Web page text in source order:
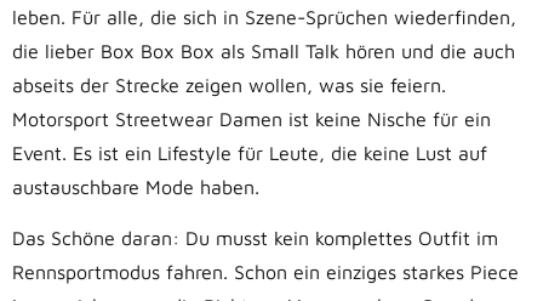
leben. Für alle, die sich in Szene-Sprüchen wiederfinden,
die lieber Box Box Box als Small Talk hören und die auch
abseits der Strecke zeigen wollen, was sie feiern.
Motorsport Streetwear Damen ist keine Nische für ein
Event. Es ist ein Lifestyle für Leute, die keine Lust auf
austauschbare Mode haben.
Das Schöne daran: Du musst kein komplettes Outfit im
Rennsportmodus fahren. Schon ein einziges starkes Piece